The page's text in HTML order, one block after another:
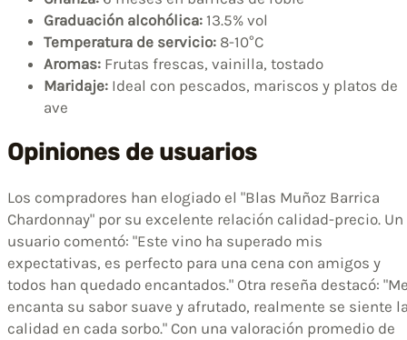
Graduación alcohólica: 13.5% vol
Temperatura de servicio: 8-10°C
Aromas: Frutas frescas, vainilla, tostado
Maridaje: Ideal con pescados, mariscos y platos de
ave
Opiniones de usuarios
Los compradores han elogiado el "Blas Muñoz Barrica
Chardonnay" por su excelente relación calidad-precio. Un
usuario comentó: "Este vino ha superado mis
expectativas, es perfecto para una cena con amigos y
todos han quedado encantados." Otra reseña destacó:
encanta su sabor suave y afrutado, realmente se siente
calidad en cada sorbo." Con una valoración promedio de